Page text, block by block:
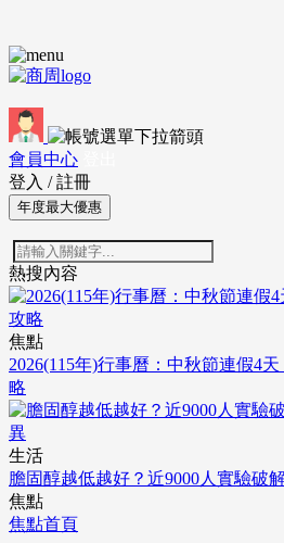
會員中心
登入 / 註冊
年度最大優惠
熱搜內容
焦點
2026(115年)行事曆：中秋節連假4
略
生活
膽固醇越低越好？近9000人實驗破
焦點
焦點首頁